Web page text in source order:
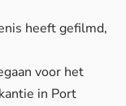
heeft gefilmd,
voor het
in Port